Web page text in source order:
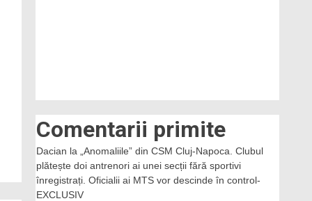
Comentarii primite
Dacian la
„Anomaliile” din CSM Cluj-Napoca. Clubul
plătește doi antrenori ai unei secții fără sportivi
înregistrați. Oficialii ai MTS vor descinde în control-
EXCLUSIV